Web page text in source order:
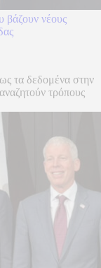
βάζουν νέους
τα δεδομένα στην
τρόπους